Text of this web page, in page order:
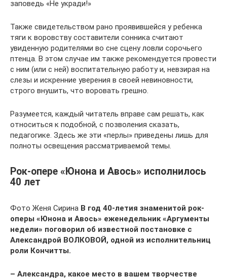
заповедь «Не укради!»
Также свидетельством рано проявившейся у ребенка
тяги к воровству составители сонника считают
увиденную родителями во сне сцену ловли сорочьего
птенца. В этом случае им также рекомендуется провести
с ним (или с ней) воспитательную работу и, невзирая на
слезы и искренние уверения в своей невиновности,
строго внушить, что воровать грешно.
Разумеется, каждый читатель вправе сам решать, как
относиться к подобной, с позволения сказать,
педагогике. Здесь же эти «перлы» приведены лишь для
полноты освещения рассматриваемой темы.
Рок-опере «Юнона и Авось» исполнилось
40 лет
Фото Женя Сирина В год 40-летия знаменитой рок-
оперы «Юнона и Авось» еженедельник «Аргументы
недели» поговорил об известной постановке с
Александрой ВОЛКОВОЙ, одной из исполнительниц
роли Кончитты.
– Александра, какое место в вашем творчестве